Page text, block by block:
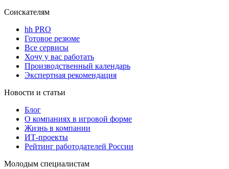
Соискателям
hh PRO
Готовое резюме
Все сервисы
Хочу у вас работать
Производственный календарь
Экспертная рекомендация
Новости и статьи
Блог
О компаниях в игровой форме
Жизнь в компании
ИТ-проекты
Рейтинг работодателей России
Молодым специалистам